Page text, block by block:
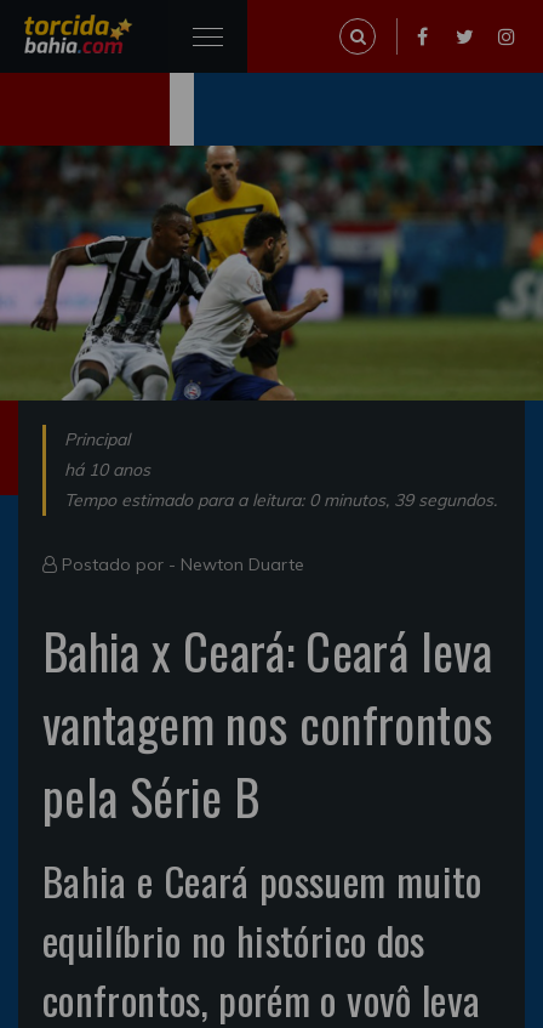
Principal
há 10 anos
Tempo estimado para a leitura: 0 minutos, 39 segundos.
Postado por - Newton Duarte
Bahia x Ceará: Ceará leva
vantagem nos confrontos
pela Série B
Bahia e Ceará possuem muito
equilíbrio no histórico dos
confrontos, porém o vovô leva